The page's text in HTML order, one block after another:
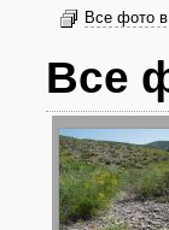
Все фото в
Все